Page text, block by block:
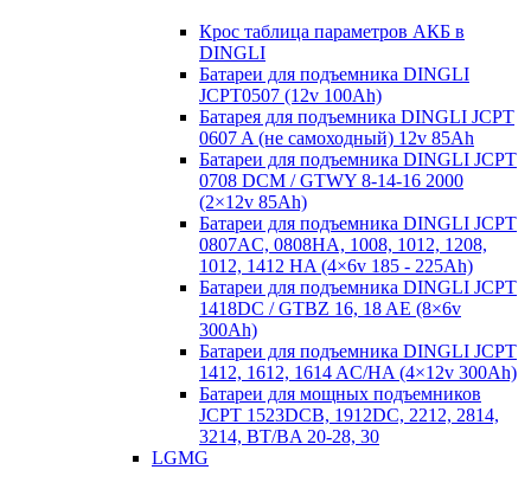
Крос таблица параметров АКБ в
DINGLI
Батареи для подъемника DINGLI
JCPT0507 (12v 100Ah)
Батарея для подъемника DINGLI JCPT
0607 A (не самоходный) 12v 85Ah
Батареи для подъемника DINGLI JCPT
0708 DCM / GTWY 8-14-16 2000
(2×12v 85Ah)
Батареи для подъемника DINGLI JCPT
0807AC, 0808HA, 1008, 1012, 1208,
1012, 1412 HA (4×6v 185 - 225Ah)
Батареи для подъемника DINGLI JCPT
1418DC / GTBZ 16, 18 AE (8×6v
300Ah)
Батареи для подъемника DINGLI JCPT
1412, 1612, 1614 AC/HA (4×12v 300Ah)
Батареи для мощных подъемников
JCPT 1523DCB, 1912DC, 2212, 2814,
3214, BT/BA 20-28, 30
LGMG